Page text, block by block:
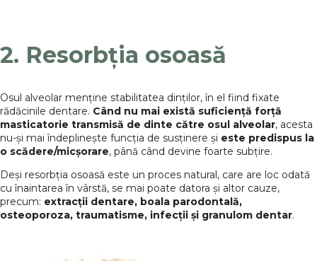
2. Resorbția osoasă
Osul alveolar menține stabilitatea dinților, în el fiind fixate
rădăcinile dentare. Când nu mai există suficiență forță
masticatorie transmisă de dinte către osul alveolar, acesta
nu-și mai îndeplinește funcția de susținere și este predispus la
o scădere/micșorare, până când devine foarte subțire.
Deși resorbția osoasă este un proces natural, care are loc odată
cu înaintarea în vârstă, se mai poate datora și altor cauze,
precum: extracții dentare, boala parodontală,
osteoporoza, traumatisme, infecții și granulom dentar.